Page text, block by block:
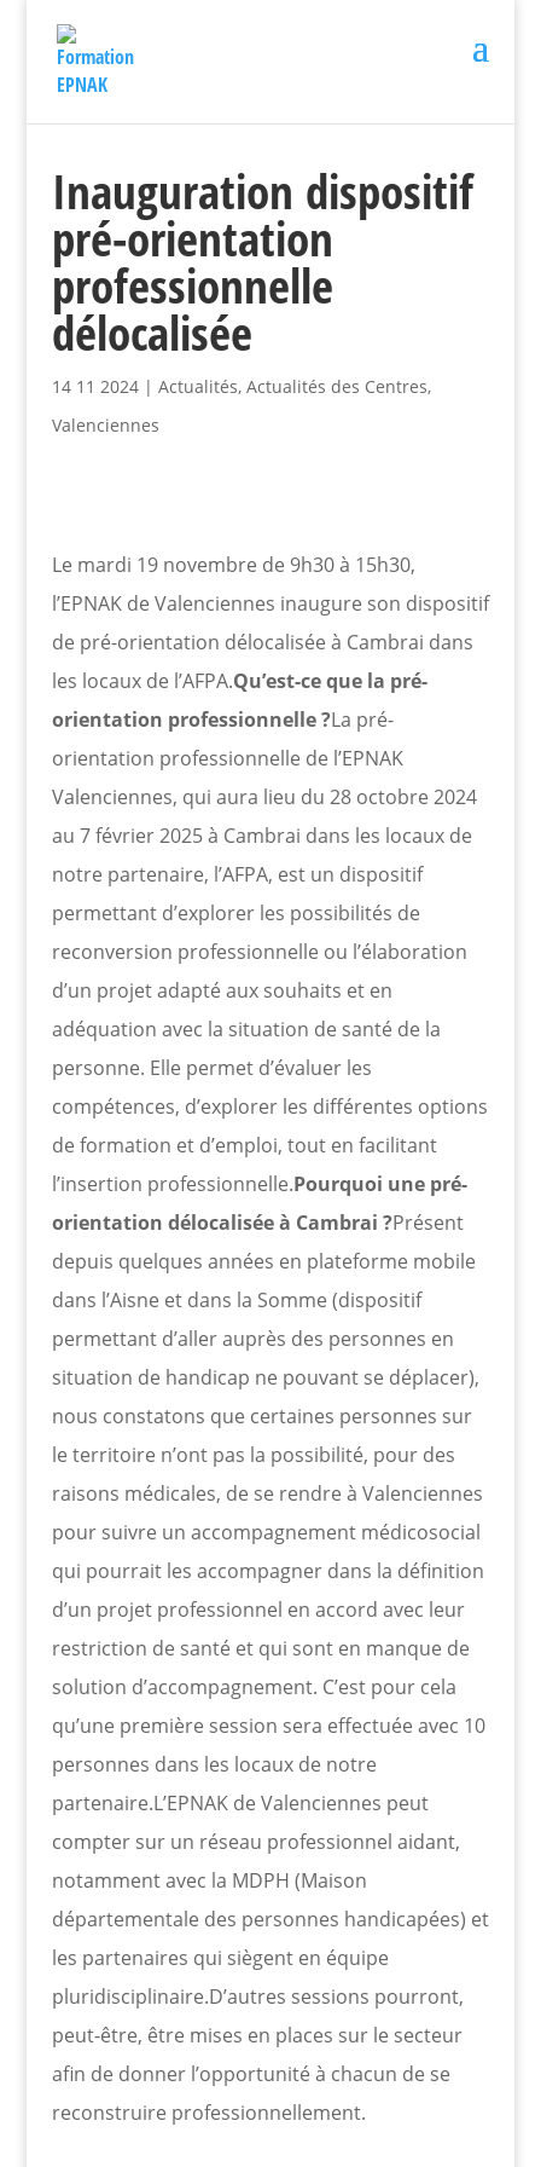
Inauguration dispositif
pré-orientation
professionnelle
délocalisée
14 11 2024| Actualités, Actualités des Centres,
Valenciennes
Le mardi 19 novembre de 9h30 à 15h30,
l’EPNAK de Valenciennes inaugure son dispositif
de pré-orientation délocalisée à Cambrai dans
les locaux de l’AFPA.Qu’est-ce que la pré-
orientation professionnelle ?La pré-
orientation professionnelle de l’EPNAK
Valenciennes, qui aura lieu du 28 octobre 2024
au 7 février 2025 à Cambrai dans les locaux de
notre partenaire, l’AFPA, est un dispositif
permettant d’explorer les possibilités de
reconversion professionnelle ou l’élaboration
d’un projet adapté aux souhaits et en
adéquation avec la situation de santé de la
personne. Elle permet d’évaluer les
compétences, d’explorer les différentes options
de formation et d’emploi, tout en facilitant
l’insertion professionnelle.Pourquoi une pré-
orientation délocalisée à Cambrai ?Présent
depuis quelques années en plateforme mobile
dans l’Aisne et dans la Somme (dispositif
permettant d’aller auprès des personnes en
situation de handicap ne pouvant se déplacer),
nous constatons que certaines personnes sur
le territoire n’ont pas la possibilité, pour des
raisons médicales, de se rendre à Valenciennes
pour suivre un accompagnement médicosocial
qui pourrait les accompagner dans la définition
d’un projet professionnel en accord avec leur
restriction de santé et qui sont en manque de
solution d’accompagnement. C’est pour cela
qu’une première session sera effectuée avec 10
personnes dans les locaux de notre
partenaire.L’EPNAK de Valenciennes peut
compter sur un réseau professionnel aidant,
notamment avec la MDPH (Maison
départementale des personnes handicapées) et
les partenaires qui siègent en équipe
pluridisciplinaire.D’autres sessions pourront,
peut-être, être mises en places sur le secteur
afin de donner l’opportunité à chacun de se
reconstruire professionnellement.